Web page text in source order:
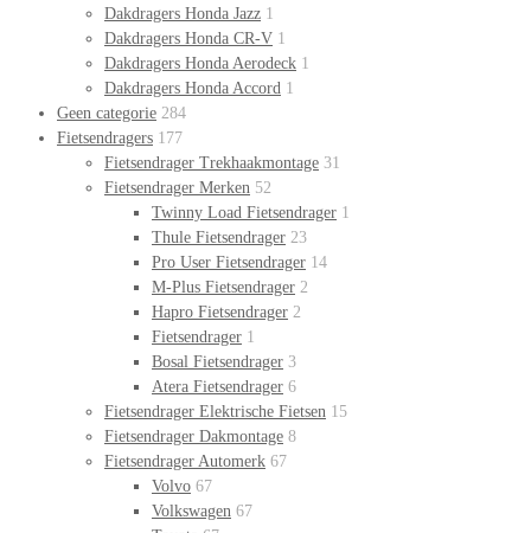
Dakdragers Honda Jazz 1
Dakdragers Honda CR-V 1
Dakdragers Honda Aerodeck 1
Dakdragers Honda Accord 1
Geen categorie 284
Fietsendragers 177
Fietsendrager Trekhaakmontage 31
Fietsendrager Merken 52
Twinny Load Fietsendrager 1
Thule Fietsendrager 23
Pro User Fietsendrager 14
M-Plus Fietsendrager 2
Hapro Fietsendrager 2
Fietsendrager 1
Bosal Fietsendrager 3
Atera Fietsendrager 6
Fietsendrager Elektrische Fietsen 15
Fietsendrager Dakmontage 8
Fietsendrager Automerk 67
Volvo 67
Volkswagen 67